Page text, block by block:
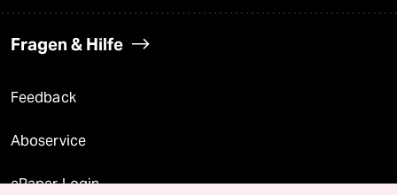
Fragen & Hilfe
Feedback
Aboservice
ePaper Login